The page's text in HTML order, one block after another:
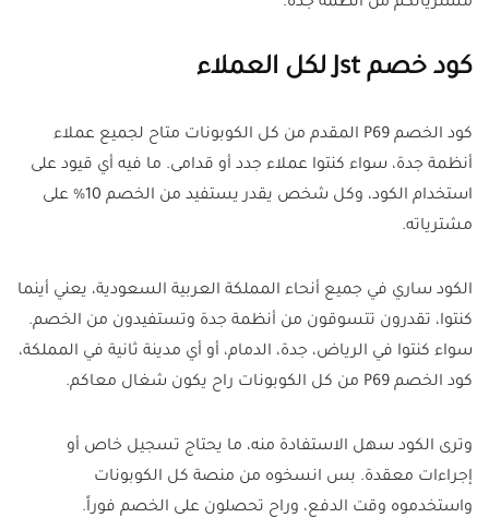
كود خصم Jst لكل العملاء
كود الخصم P69 المقدم من كل الكوبونات متاح لجميع عملاء
أنظمة جدة، سواء كنتوا عملاء جدد أو قدامى. ما فيه أي قيود على
استخدام الكود، وكل شخص يقدر يستفيد من الخصم 10% على
مشترياته.
الكود ساري في جميع أنحاء المملكة العربية السعودية، يعني أينما
كنتوا، تقدرون تتسوقون من أنظمة جدة وتستفيدون من الخصم.
سواء كنتوا في الرياض، جدة، الدمام، أو أي مدينة ثانية في المملكة،
كود الخصم P69 من كل الكوبونات راح يكون شغال معاكم.
وترى الكود سهل الاستفادة منه، ما يحتاج تسجيل خاص أو
إجراءات معقدة. بس انسخوه من منصة كل الكوبونات
واستخدموه وقت الدفع، وراح تحصلون على الخصم فوراً.